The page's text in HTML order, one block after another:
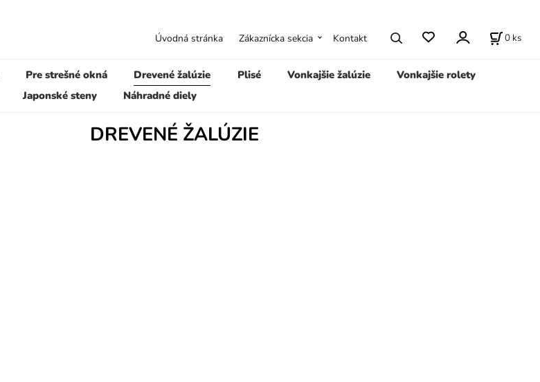
Pre strešné okná Drevené žalúzie Plisé Vonkajšie žalúzie
Vonkajšie rolety
Japonské steny Náhradné diely
Úvodná stránka Zákaznícka sekcia Kontakt 0 ks
DREVENÉ ŽALÚZIE